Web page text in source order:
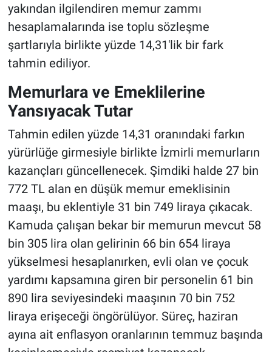
yakından ilgilendiren memur zammı
hesaplamalarında ise toplu sözleşme
şartlarıyla birlikte yüzde 14,31'lik bir fark
tahmin ediliyor.
Memurlara ve Emeklilerine
Yansıyacak Tutar
Tahmin edilen yüzde 14,31 oranındaki farkın
yürürlüğe girmesiyle birlikte İzmirli memurların
kazançları güncellenecek. Şimdiki halde 27 bin
772 TL alan en düşük memur emeklisinin
maaşı, bu eklentiyle 31 bin 749 liraya çıkacak.
Kamuda çalışan bekar bir memurun mevcut 58
bin 305 lira olan gelirinin 66 bin 654 liraya
yükselmesi hesaplanırken, evli olan ve çocuk
yardımı kapsamına giren bir personelin 61 bin
890 lira seviyesindeki maaşının 70 bin 752
liraya erişeceği öngörülüyor. Süreç, haziran
ayına ait enflasyon oranlarının temmuz başında